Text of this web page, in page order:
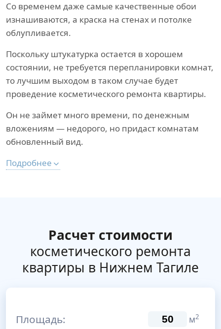
Со временем даже самые качественные обои
изнашиваются, а краска на стенах и потолке
облупливается.
Поскольку штукатурка остается в хорошем
состоянии, не требуется перепланировки комнат,
то лучшим выходом в таком случае будет
проведение косметического ремонта квартиры.
Он не займет много времени, по денежным
вложениям — недорого, но придаст комнатам
обновленный вид.
Подробнее
Расчет стоимости
косметического ремонта
квартиры в Нижнем Тагиле
Площадь: м2